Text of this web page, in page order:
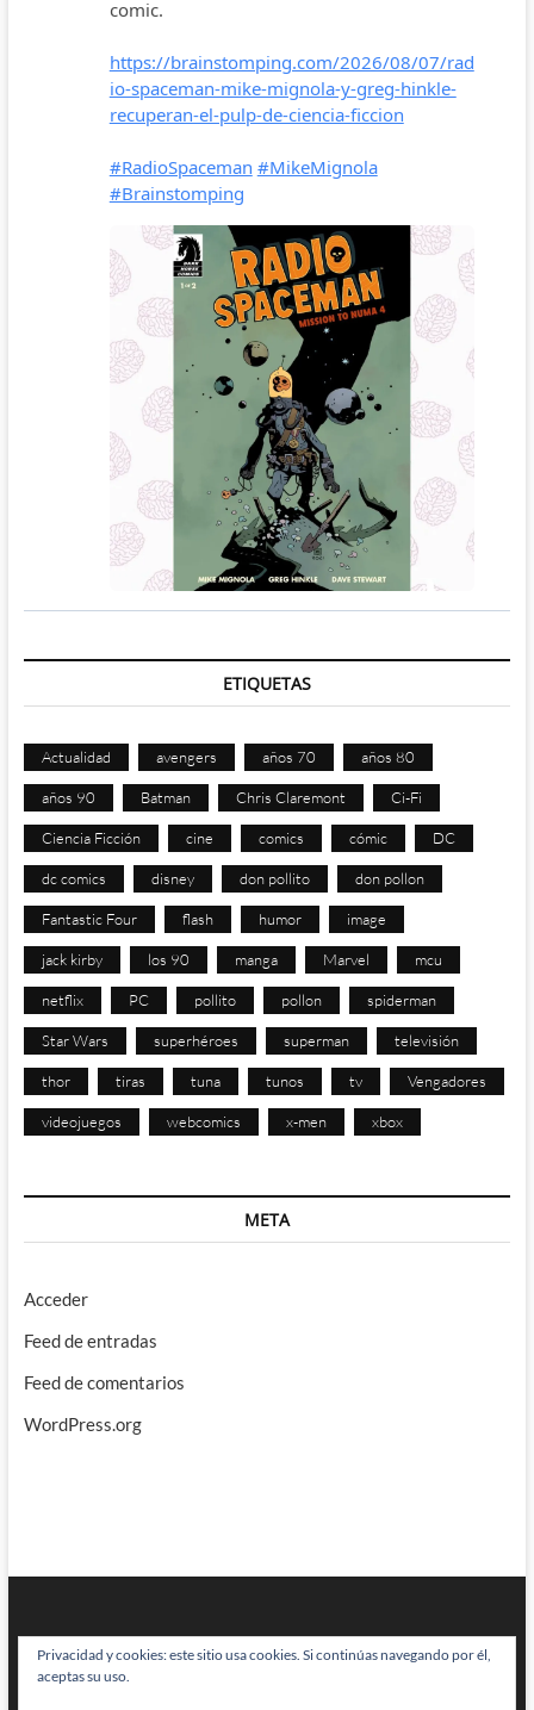
ETIQUETAS
Actualidad avengers años 70 años 80
años 90 Batman Chris Claremont Ci-Fi
Ciencia Ficción cine comics cómic DC
dc comics disney don pollito don pollon
Fantastic Four flash humor image
jack kirby los 90 manga Marvel mcu
netflix PC pollito pollon spiderman
Star Wars superhéroes superman televisión
thor tiras tuna tunos tv Vengadores
videojuegos webcomics x-men xbox
META
Acceder
Feed de entradas
Feed de comentarios
WordPress.org
Privacidad y cookies: este sitio usa cookies. Si continúas navegando por él,
aceptas su uso.